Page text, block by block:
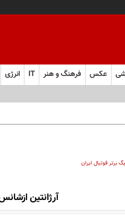
عکس فرهنگ و هنر IT انرژی
صعود کرد
برتر فوتبال ایران
آرژانتين